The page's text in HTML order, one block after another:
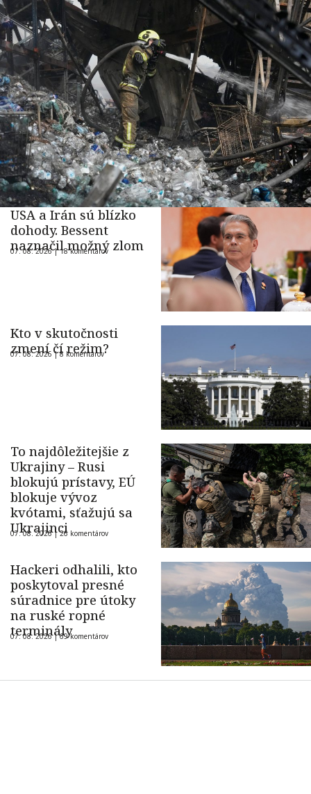
USA a Irán sú blízko
dohody. Bessent
naznačil možný zlom
07. 08. 2026 |18 komentárov
Kto v skutočnosti
zmení čí režim?
07. 08. 2026 |8 komentárov
To najdôležitejšie z
Ukrajiny – Rusi
blokujú prístavy, EÚ
blokuje vývoz
kvótami, sťažujú sa
Ukrajinci
07. 08. 2026 |26 komentárov
Hackeri odhalili, kto
poskytoval presné
súradnice pre útoky
na ruské ropné
terminály
07. 08. 2026 |69 komentárov